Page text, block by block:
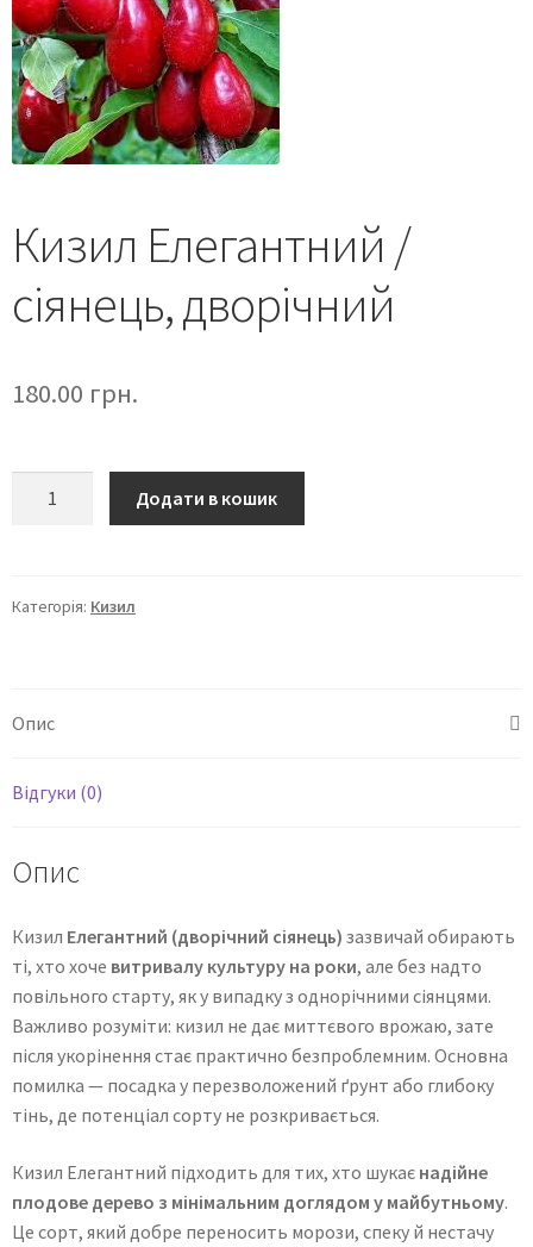
Кизил Елегантний /
сіянець, дворічний
180.00 грн.
Додати в кошик
Категорія: Кизил
Опис
Відгуки (0)
Опис
Кизил Елегантний (дворічний сіянець) зазвичай обирають
ті, хто хоче витривалу культуру на роки, але без надто
повільного старту, як у випадку з однорічними сіянцями.
Важливо розуміти: кизил не дає миттєвого врожаю, зате
після укорінення стає практично безпроблемним. Основна
помилка — посадка у перезволожений ґрунт або глибоку
тінь, де потенціал сорту не розкривається.
Кизил Елегантний підходить для тих, хто шукає надійне
плодове дерево з мінімальним доглядом у майбутньому.
Це сорт, який добре переносить морози, спеку й нестачу